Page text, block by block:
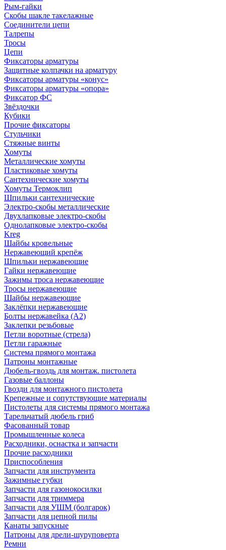
Рым-гайки
Скобы шакле такелажные
Соединители цепи
Талрепы
Тросы
Цепи
Фиксаторы арматуры
Защитные колпачки на арматуру
Фиксаторы арматуры «конус»
Фиксаторы арматуры «опора»
Фиксатор ФС
Звёздочки
Кубики
Прочие фиксаторы
Стульчики
Стяжные винты
Хомуты
Металлические хомуты
Пластиковые хомуты
Сантехнические хомуты
Хомуты Термоклип
Шпильки сантехнические
Электро-скобы металлические
Двухлапковые электро-скобы
Однолапковые электро-скобы
Kreg
Шайбы кровельные
Нержавеющий крепёж
Шпильки нержавеющие
Гайки нержавеющие
Зажимы троса нержавеющие
Тросы нержавеющие
Шайбы нержавеющие
Заклёпки нержавеющие
Болты нержавейка (А2)
Заклепки резьбовые
Петли воротные (стрела)
Петли гаражные
Система прямого монтажа
Патроны монтажные
Дюбель-гвоздь для монтаж. пистолета
Газовые баллоны
Гвозди для монтажного пистолета
Крепежные и сопутствующие материалы
Пистолеты для системы прямого монтажа
Тарельчатый дюбель гриб
Фасованный товар
Промышленные колеса
Расходники, оснастка и запчасти
Прочие расходники
Приспособления
Запчасти для инструмента
Зажимные губки
Запчасти для газонокосилки
Запчасти для триммера
Запчасти для УШМ (болгарок)
Запчасти для цепной пилы
Канаты запускные
Патроны для дрели-шуруповерта
Ремни